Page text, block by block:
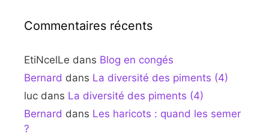
Commentaires récents
EtiNcelLe dans Blog en congés
Bernard dans La diversité des piments (4)
luc dans La diversité des piments (4)
Bernard dans Les haricots : quand les semer
?